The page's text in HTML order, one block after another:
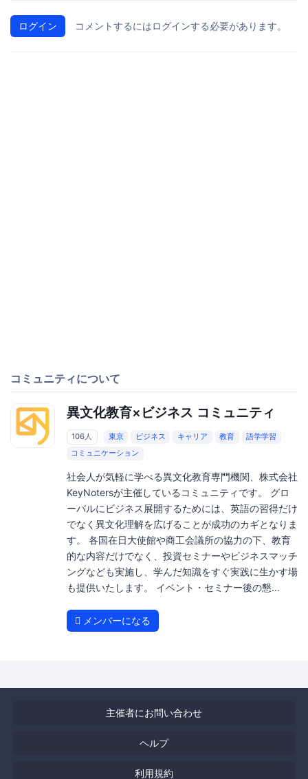
ログイン コメントするにはログインする必要があります。
コミュニティについて
異文化教育×ビジネス コミュニティ
106人 東京 ビジネス キャリア 教育
語学学習
コミュニケーション
社会人が気軽に学べる異文化教育専門機関、株式会社
KeyNotersが主催しているコミュニティです。 グロ
ーバルにビジネス展開するためには、英語の習得だけ
でなく異文化理解を広げることが成功のカギとなりま
す。 各国在日大使館や商工会議所の協力の下、教育
的な内容だけでなく、投資セミナーやビジネスマッチ
ングなども実施し、学んだ知識をすぐ実践に生かす場
も提供いたします。 イベント・セミナー後の懇...
メンバーになる
主催者にお問い合わせ
ヘルプ
利用規約